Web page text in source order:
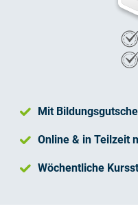
Mit
Online & in Teilzeit
Wöchentliche